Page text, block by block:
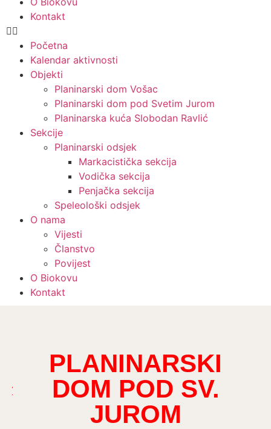
Kontakt
Početna
Kalendar aktivnosti
Objekti
Planinarski dom Vošac
Planinarski dom pod Svetim Jurom
Planinarska kuća Slobodan Ravlić
Sekcije
Planinarski odsjek
Markacistička sekcija
Vodička sekcija
Penjačka sekcija
Speleološki odsjek
O nama
Vijesti
Članstvo
Povijest
O Biokovu
Kontakt
PLANINARSKI
DOM POD SV.
JUROM